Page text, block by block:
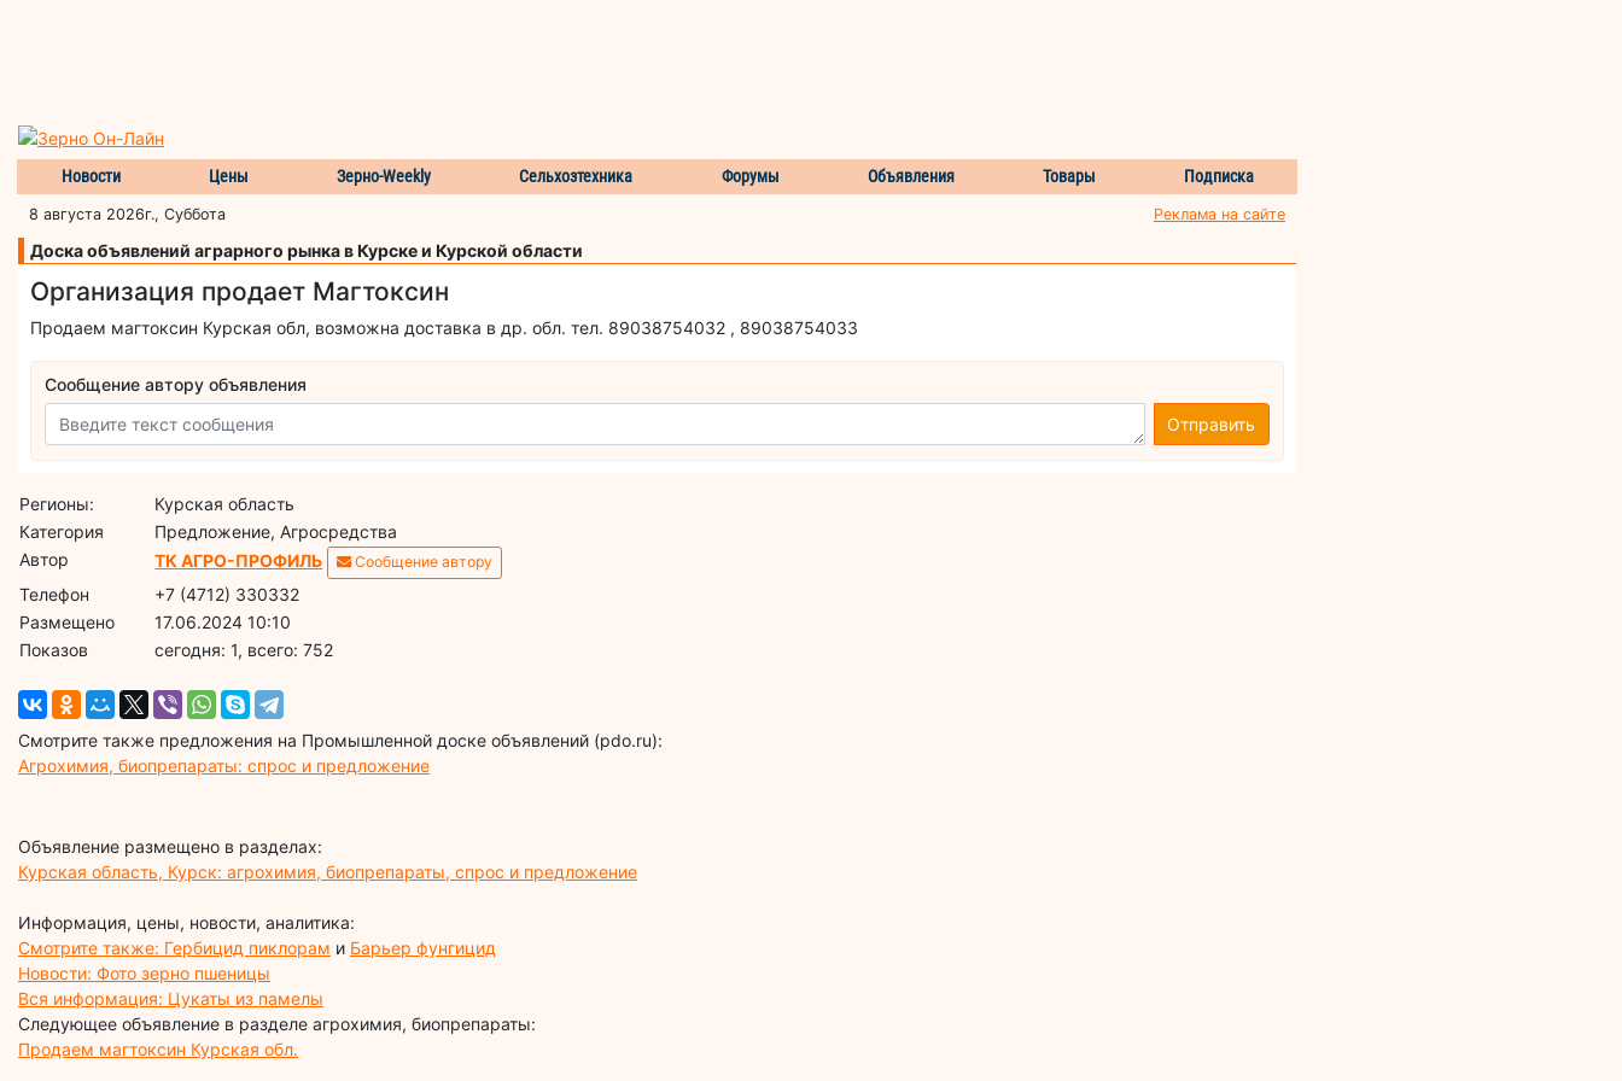
Новости Цены Зерно-Weekly Сельхозтехника Форумы Объявления Товары Подписка
8 августа 2026г., Суббота Реклама на сайте
Доска объявлений аграрного рынка в Курске и Курской области
Организация продает Магтоксин
Продаем магтоксин Курская обл, возможна доставка в др. обл. тел. 89038754032 , 89038754033
Сообщение автору объявления
Отправить
Регионы:
Курская область
Категория
Предложение, Агросредства
Автор
ТК АГРО-ПРОФИЛЬ Сообщение автору
Телефон
+7 (4712) 330332
Размещено
17.06.2024 10:10
Показов
cегодня: 1, всего: 752
Смотрите также предложения на Промышленной доске объявлений (pdo.ru):
Агрохимия, биопрепараты: спрос и предложение
Объявление размещено в разделах:
Курская область, Курск: агрохимия, биопрепараты, спрос и предложение
Информация, цены, новости, аналитика:
Смотрите также: Гербицид пиклорам и Барьер фунгицид
Новости: Фото зерно пшеницы
Вся информация: Цукаты из памелы
Следующее объявление в разделе агрохимия, биопрепараты:
Продаем магтоксин Курская обл.